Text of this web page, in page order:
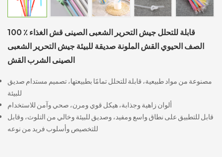
100 ٪ قابلة للتحلل جيش التحرير الشعبى الصينى قش الغذاء
الصف الحيوي القش الملونة صديقة للبيئة جيش التحرير الشعبى
الصينى الشرب القش
مصنوعة من مواد طبيعية، قابلة للتحلل تمامًا بطبيعتها، تصميم مستدام صديق
للبيئة
ألوان زاهية وجذابة، هيكل قوي ومرن، صحي وآمن للاستخدام
قابل للتطبيق على نطاق واسع ومفيد، وصديق للبيئة وخالي من التلوث، وقابل
للتخصيص وأسلوب فريد من نوعه